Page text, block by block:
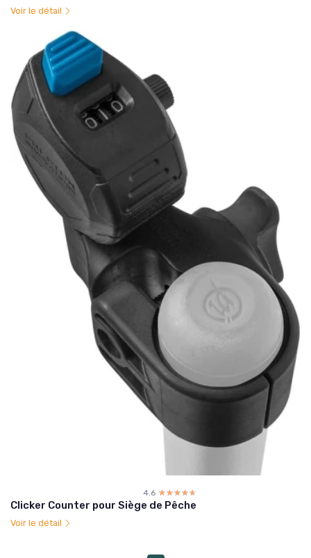
Voir le détail
4.6 ☆☆☆☆☆
★★★★★
Clicker Counter pour Siège de Pêche
Voir le détail